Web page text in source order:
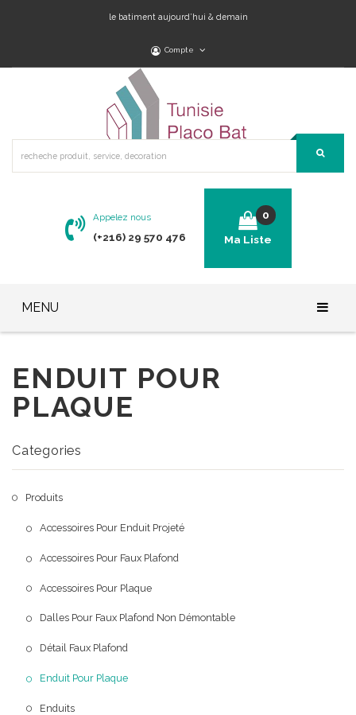
le batiment aujourd’hui & demain
Compte
Appelez nous
(+216) 29 570 476 Ma Liste
0
MENU
A Propos
Qui sommes nous
Notre mission
Produits
Portofolio
ENDUIT POUR
PLAQUE
Categories
Produits
Accessoires Pour Enduit Projeté
Accessoires Pour Faux Plafond
Accessoires Pour Plaque
Dalles Pour Faux Plafond Non Démontable
Détail Faux Plafond
Enduit Pour Plaque
Enduits